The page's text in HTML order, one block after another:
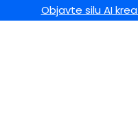
Objavte silu AI